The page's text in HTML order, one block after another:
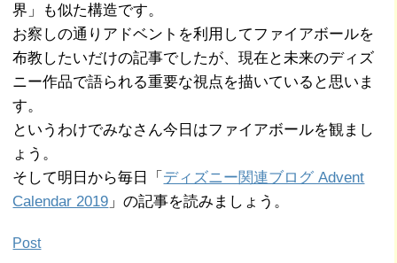
界」も似た構造です。
お察しの通りアドベントを利用してファイアボールを
布教したいだけの記事でしたが、現在と未来のディズ
ニー作品で語られる重要な視点を描いていると思いま
す。
というわけでみなさん今日はファイアボールを観まし
ょう。
そして明日から毎日「 ディズニー関連ブログ Advent
Calendar 2019 」の記事を読みましょう。
Post